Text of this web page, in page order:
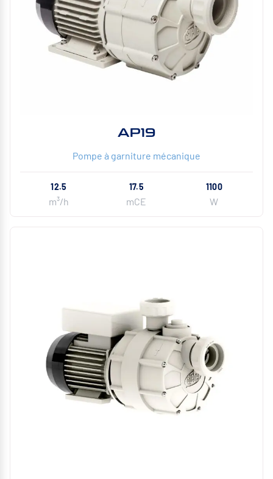
AP19
Pompe à garniture mécanique
12.5
m³/h
17.5
mCE
1100
W